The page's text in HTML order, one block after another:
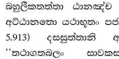
බහුලීකතත්තා
අට්ඨානතො යථාභූතං
5.913) දසසුත්තානි
‘‘තථාගතබලං